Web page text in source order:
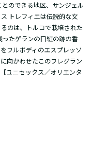
のできる地区、サンジェル
トレフィエは伝説的な文
のは、トルコで栽培された
たゲランの口紅の跡の香
フルボディのエスプレッソ
向かわせたこのフレグラン
ユニセックス／オリエンタ